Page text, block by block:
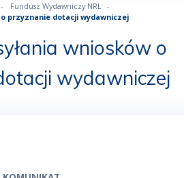
Fundusz Wydawniczy NRL
przyznanie dotacji wydawniczej
wniosków o
wydawniczej